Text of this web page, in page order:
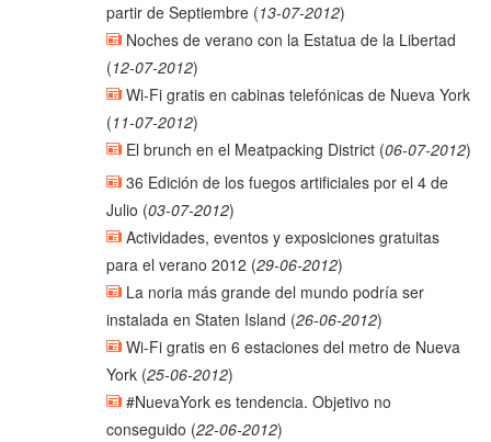
partir de Septiembre(13-07-2012)
Noches de verano con la Estatua de la Libertad
(12-07-2012)
Wi-Fi gratis en cabinas telefónicas de Nueva York
(11-07-2012)
El brunch en el Meatpacking District(06-07-2012)
36 Edición de los fuegos artificiales por el 4 de
Julio (03-07-2012)
Actividades, eventos y exposiciones gratuitas
para el verano 2012 (29-06-2012)
La noria más grande del mundo podría ser
instalada en Staten Island (26-06-2012)
Wi-Fi gratis en 6 estaciones del metro de Nueva
York(25-06-2012)
#NuevaYork es tendencia. Objetivo no
conseguido (22-06-2012)